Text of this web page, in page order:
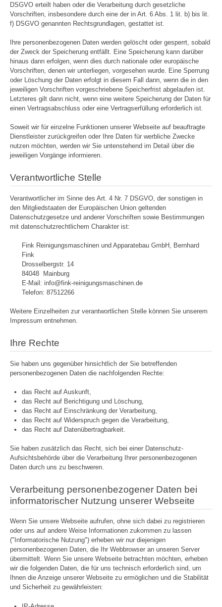
DSGVO erteilt haben oder die Verarbeitung durch gesetzliche
Vorschriften, insbesondere durch eine der in Art. 6 Abs. 1 lit. b) bis lit.
f) DSGVO genannten Rechtsgrundlagen, gestattet ist.
Ihre personenbezogenen Daten werden gelöscht oder gesperrt, sobald
der Zweck der Speicherung entfällt. Eine Speicherung kann darüber
hinaus dann erfolgen, wenn dies durch nationale oder europäische
Vorschriften, denen wir unterliegen, vorgesehen wurde. Eine Sperrung
oder Löschung der Daten erfolgt in diesem Fall dann, wenn die in den
jeweiligen Vorschriften vorgeschriebene Speicherfrist abgelaufen ist.
Letzteres gilt dann nicht, wenn eine weitere Speicherung der Daten für
einen Vertragsabschluss oder eine Vertragserfüllung erforderlich ist.
Soweit wir für einzelne Funktionen unserer Webseite auf beauftragte
Dienstleister zurückgreifen oder Ihre Daten für werbliche Zwecke
nutzen möchten, werden wir Sie untenstehend im Detail über die
jeweiligen Vorgänge informieren.
Verantwortliche Stelle
Verantwortlicher im Sinne des Art. 4 Nr. 7 DSGVO, der sonstigen in
den Mitgliedstaaten der Europäischen Union geltenden
Datenschutzgesetze und anderer Vorschriften sowie Bestimmungen
mit datenschutzrechtlichem Charakter ist:
Fink Reinigungsmaschinen und Apparatebau GmbH, Bernhard
Fink
Drosselbergstr. 14
84048 Mainburg
E-Mail: info@fink-reinigungsmaschinen.de
Telefon: 87512266
Weitere Einzelheiten zur verantwortlichen Stelle können Sie unserem
Impressum entnehmen.
Ihre Rechte
Sie haben uns gegenüber hinsichtlich der Sie betreffenden
personenbezogenen Daten die nachfolgenden Rechte:
das Recht auf Auskunft,
das Recht auf Berichtigung und Löschung,
das Recht auf Einschränkung der Verarbeitung,
das Recht auf Widerspruch gegen die Verarbeitung,
das Recht auf Datenübertragbarkeit.
Sie haben zusätzlich das Recht, sich bei einer Datenschutz-
Aufsichtsbehörde über die Verarbeitung Ihrer personenbezogenen
Daten durch uns zu beschweren.
Verarbeitung personenbezogener Daten bei
informatorischer Nutzung unserer Webseite
Wenn Sie unsere Webseite aufrufen, ohne sich dabei zu registrieren
oder uns auf andere Weise Informationen zukommen zu lassen
("Informatorische Nutzung") erheben wir nur diejenigen
personenbezogenen Daten, die Ihr Webbrowser an unseren Server
übermittelt. Wenn Sie unsere Webseite betrachten möchten, erheben
wir die folgenden Daten, die für uns technisch erforderlich sind, um
Ihnen die Anzeige unserer Webseite zu ermöglichen und die Stabilität
und Sicherheit zu gewährleisten: